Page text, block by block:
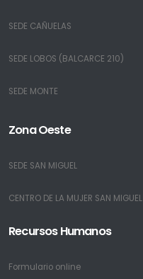
SEDE CAÑUELAS
SEDE LOBOS (BALCARCE 210)
SEDE MONTE
Zona Oeste
SEDE SAN MIGUEL
CENTRO DE LA MUJER SAN MIGUEL
Recursos Humanos
Formulario online